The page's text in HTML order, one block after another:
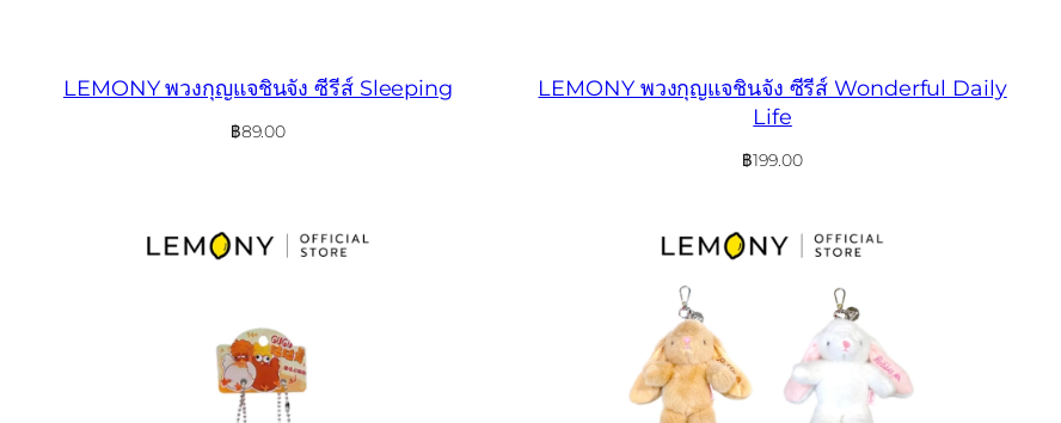
LEMONY พวงกุญแจชินจัง ซีรีส์ Sleeping
฿89.00
LEMONY พวงกุญแจชินจัง ซีรีส์ Wonderful Daily
Life
฿199.00